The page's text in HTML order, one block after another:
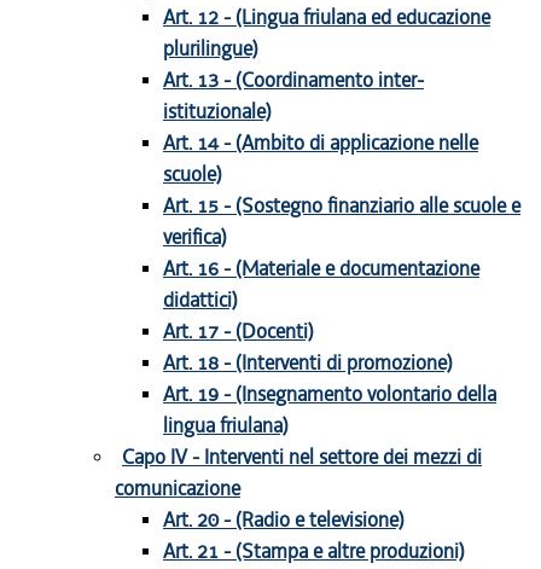
Art. 12 - (Lingua friulana ed educazione
plurilingue)
Art. 13 - (Coordinamento inter-
istituzionale)
Art. 14 - (Ambito di applicazione nelle
scuole)
Art. 15 - (Sostegno finanziario alle scuole e
verifica)
Art. 16 - (Materiale e documentazione
didattici)
Art. 17 - (Docenti)
Art. 18 - (Interventi di promozione)
Art. 19 - (Insegnamento volontario della
lingua friulana)
Capo IV - Interventi nel settore dei mezzi di
comunicazione
Art. 20 - (Radio e televisione)
Art. 21 - (Stampa e altre produzioni)